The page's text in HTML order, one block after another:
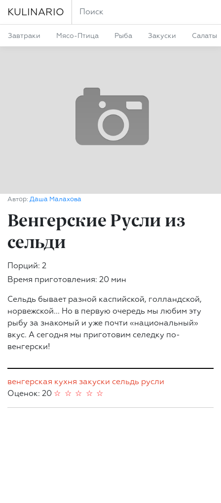
KULINARIO
Завтраки Мясо-Птица Рыба Закуски Салаты
Автор: Даша Малахова
Венгерские Русли из
сельди
Порций: 2
Время приготовления: 20 мин
Сельдь бывает разной каспийской, голландской,
норвежской... Но в первую очередь мы любим эту
рыбу за знакомый и уже почти «национальный»
вкус. А сегодня мы приготовим селедку по-
венгерски!
венгерская кухня закуски сельдь русли
Оценок: 20
☆
☆
☆
☆
☆